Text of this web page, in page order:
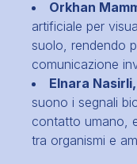
Orkhan
artificiale per
suolo, rendendo
comunicazione
Elnara Nasirli,
suono i segnali
contatto umano,
tra organismi e